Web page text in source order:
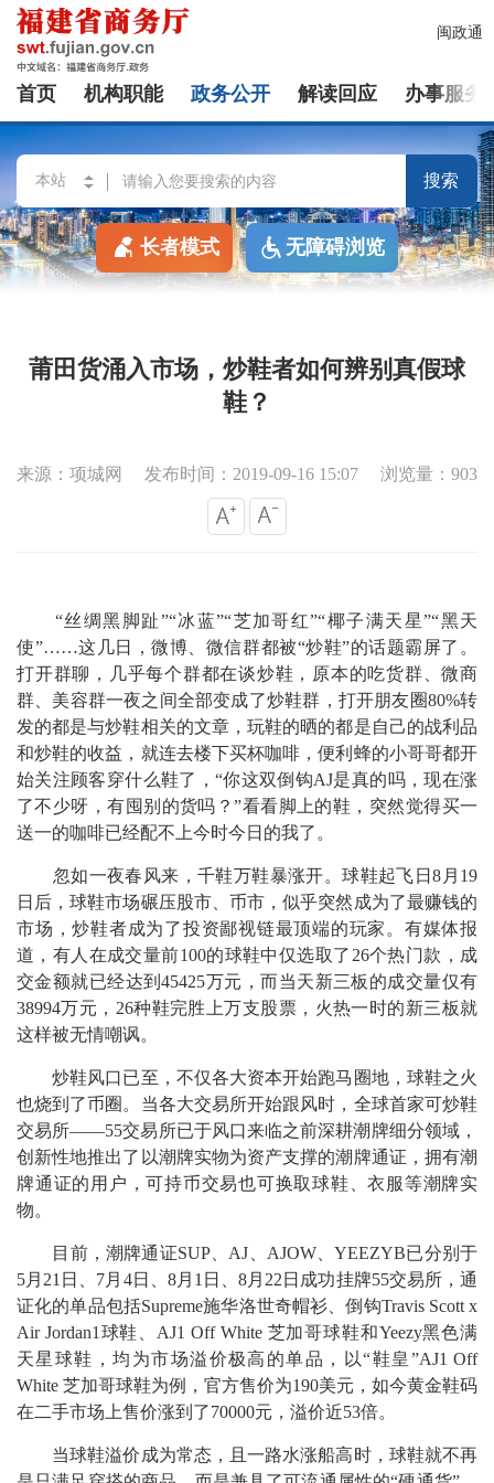
闽政通
首页 机构职能 政务公开 解读回应 办事服务
搜索
长者模式 无障碍浏览
莆田货涌入市场，炒鞋者如何辨别真假球
鞋？
来源：项城网 发布时间：2019-09-16 15:07 浏览量：903
“丝绸黑脚趾”“冰蓝”“芝加哥红”“椰子满天星”“黑天
使”……这几日，微博、微信群都被“炒鞋”的话题霸屏了。
打开群聊，几乎每个群都在谈炒鞋，原本的吃货群、微商
群、美容群一夜之间全部变成了炒鞋群，打开朋友圈80%转
发的都是与炒鞋相关的文章，玩鞋的晒的都是自己的战利品
和炒鞋的收益，就连去楼下买杯咖啡，便利蜂的小哥哥都开
始关注顾客穿什么鞋了，“你这双倒钩AJ是真的吗，现在涨
了不少呀，有囤别的货吗？”看看脚上的鞋，突然觉得买一
送一的咖啡已经配不上今时今日的我了。
忽如一夜春风来，千鞋万鞋暴涨开。球鞋起飞日8月19
日后，球鞋市场碾压股市、币市，似乎突然成为了最赚钱的
市场，炒鞋者成为了投资鄙视链最顶端的玩家。有媒体报
道，有人在成交量前100的球鞋中仅选取了26个热门款，成
交金额就已经达到45425万元，而当天新三板的成交量仅有
38994万元，26种鞋完胜上万支股票，火热一时的新三板就
这样被无情嘲讽。
炒鞋风口已至，不仅各大资本开始跑马圈地，球鞋之火
也烧到了币圈。当各大交易所开始跟风时，全球首家可炒鞋
交易所——55交易所已于风口来临之前深耕潮牌细分领域，
创新性地推出了以潮牌实物为资产支撑的潮牌通证，拥有潮
牌通证的用户，可持币交易也可换取球鞋、衣服等潮牌实
物。
目前，潮牌通证SUP、AJ、AJOW、YEEZYB已分别于
5月21日、7月4日、8月1日、8月22日成功挂牌55交易所，通
证化的单品包括Supreme施华洛世奇帽衫、倒钩Travis Scott x
Air Jordan1球鞋、AJ1 Off White 芝加哥球鞋和Yeezy黑色满
天星球鞋，均为市场溢价极高的单品，以“鞋皇”AJ1 Off
White 芝加哥球鞋为例，官方售价为190美元，如今黄金鞋码
在二手市场上售价涨到了70000元，溢价近53倍。
当球鞋溢价成为常态，且一路水涨船高时，球鞋就不再